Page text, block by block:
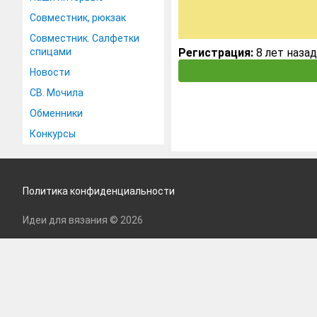
Совместник, рюкзак
Совместник. Салфетки
спицами
Новости
СВ. Мочила
Обменники
Конкурсы
Регистрация: 8 лет назад
Политика конфиденциальности
Идеи для вязания © 2026